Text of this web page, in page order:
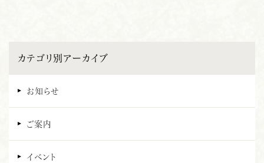
カテゴリ別アーカイブ
お知らせ
ご案内
イベント